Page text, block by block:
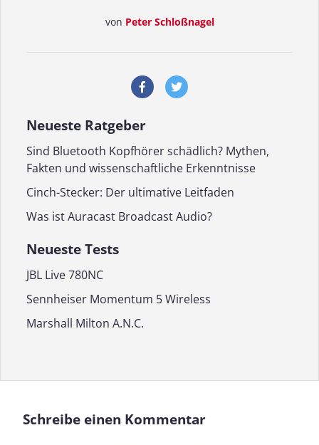
von Peter Schloßnagel
Neueste Ratgeber
Sind Bluetooth Kopfhörer schädlich? Mythen,
Fakten und wissenschaftliche Erkenntnisse
Cinch-Stecker: Der ultimative Leitfaden
Was ist Auracast Broadcast Audio?
Neueste Tests
JBL Live 780NC
Sennheiser Momentum 5 Wireless
Marshall Milton A.N.C.
Schreibe einen Kommentar